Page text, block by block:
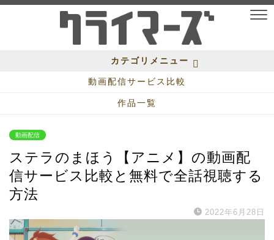
カテゴリメニュー
動画配信サービス比較
作品一覧
動画配信
ステラのまほう【アニメ】の動画配
信サービス比較と無料で全話視聴する
方法
2022年6月28日